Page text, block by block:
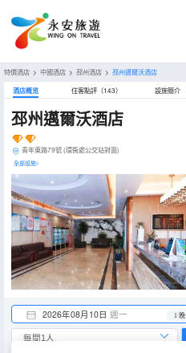
特價酒店 > 中國酒店 > 邳州酒店 > 邳州邁爾沃酒店
酒店概览 住客點評（143） 設施簡介
邳州邁爾沃酒店
青年東路79號 (環衞處公交站對面)
全部設施>
2026年08月10日 週一 1 晚